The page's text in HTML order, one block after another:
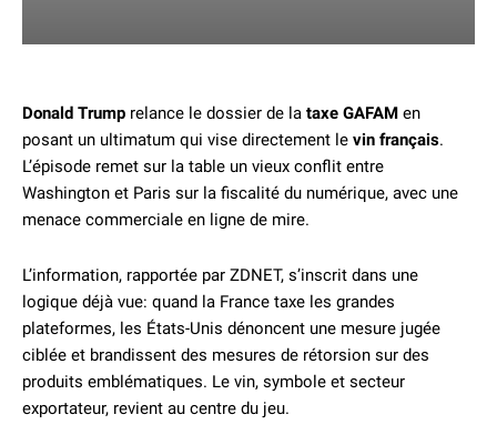
Donald Trump relance le dossier de la taxe GAFAM en
posant un ultimatum qui vise directement le vin français.
L’épisode remet sur la table un vieux conflit entre
Washington et Paris sur la fiscalité du numérique, avec une
menace commerciale en ligne de mire.
L’information, rapportée par ZDNET, s’inscrit dans une
logique déjà vue: quand la France taxe les grandes
plateformes, les États-Unis dénoncent une mesure jugée
ciblée et brandissent des mesures de rétorsion sur des
produits emblématiques. Le vin, symbole et secteur
exportateur, revient au centre du jeu.